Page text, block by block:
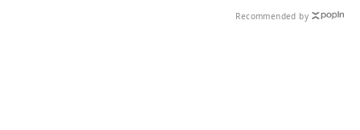
Recommended by